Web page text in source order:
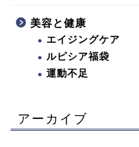
美容と健康
エイジングケア
ルピシア福袋
運動不足
アーカイブ